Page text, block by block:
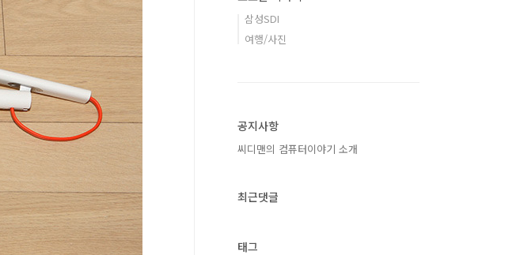
삼성SDI
여행/사진
공지사항
씨디맨의 컴퓨터이야기 소개
최근댓글
태그